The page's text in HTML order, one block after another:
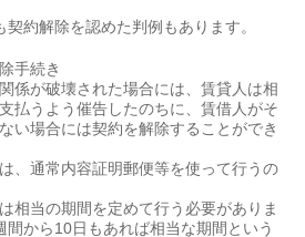
約解除を認めた判例もあります。
手続き
係が破壊された場合には、賃貸人は相
払うよう催告したのちに、賃借人がそ
い場合には契約を解除することができ
、通常内容証明郵便等を使って行うの
相当の期間を定めて行う必要がありま
から10日もあれば相当な期間という